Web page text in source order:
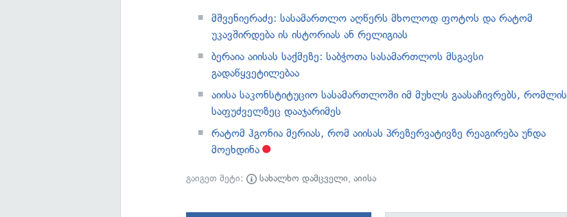
მშვენიერაძე: სასამართლო აღწერს მხოლოდ ფოტოს და რატომ
უკავშირდება ის ისტორიას ან რელიგიას
ბერაია აიისას საქმეზე: საბჭოთა სასამართლოს მსგავსი
გადაწყვეტილებაა
აიისა საკონსტიტუციო სასამართლოში იმ მუხლს გაასაჩივრებს, რომლის
საფუძველზეც დააჯარიმეს
რატომ ჰგონია მერიას, რომ აიისას პრეზერვატივზე რეაგირება უნდა
მოეხდინა
გაიგეთ მეტი: სახალხო დამცველი,აიისა